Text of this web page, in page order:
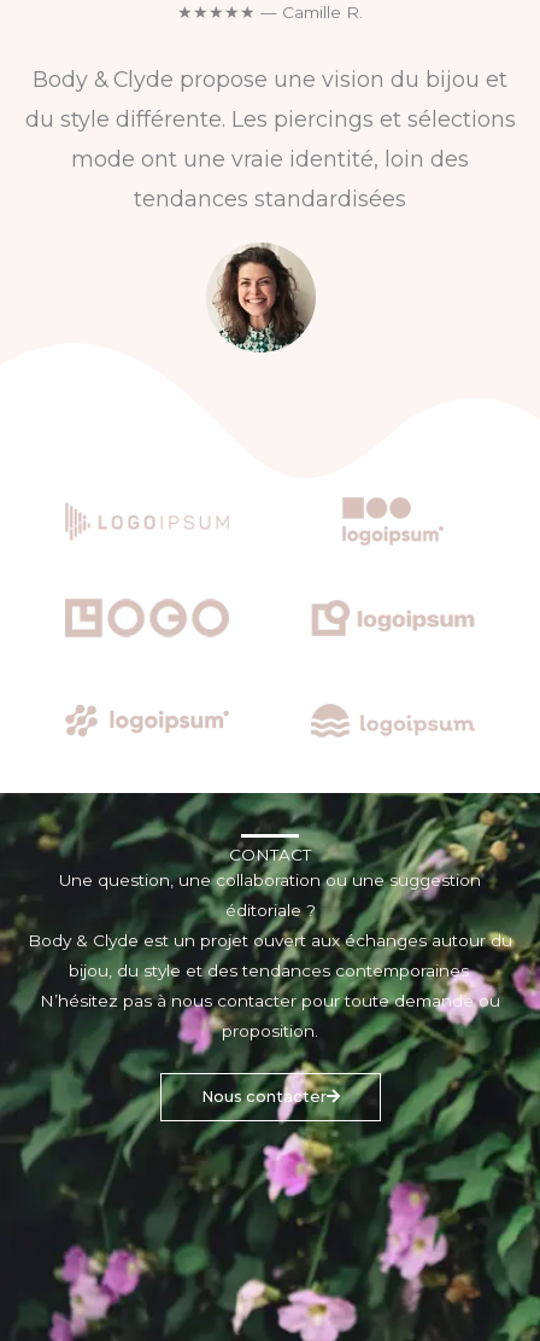
★★★★★ — Camille R.
Body & Clyde propose une vision du bijou et
du style différente. Les piercings et sélections
mode ont une vraie identité, loin des
tendances standardisées
CONTACT
Une question, une collaboration ou une suggestion
éditoriale ?
Body & Clyde est un projet ouvert aux échanges autour du
bijou, du style et des tendances contemporaines.
N’hésitez pas à nous contacter pour toute demande ou
proposition.
Nous contacter